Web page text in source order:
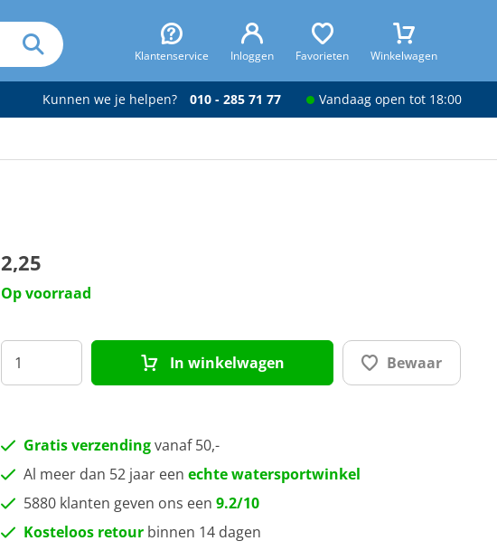
Klantenservice Inloggen Favorieten Winkelwagen
Kunnen we je helpen? 010 - 285 71 77 Vandaag open tot 18:00
2,25
Op voorraad
In winkelwagen Bewaar
Gratis verzendingvanaf 50,-
Al meer dan 52 jaar een echte watersportwinkel
5880 klanten geven ons een 9.2/10
Kosteloos retourbinnen 14 dagen